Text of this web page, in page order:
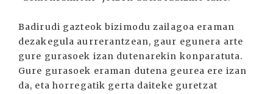
Badirudi gazteok bizimodu zailagoa eraman
dezakegula aurrerantzean, gaur egunera arte
gure gurasoek izan dutenarekin konparatuta.
Gure gurasoek eraman dutena geurea ere izan
da, eta horregatik gerta daiteke guretzat